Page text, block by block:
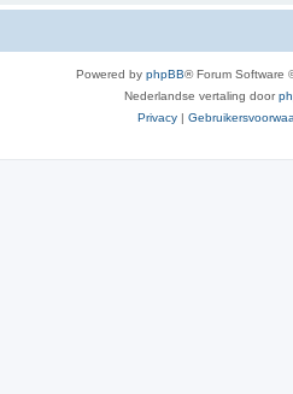
Powered by phpBB® Forum Software
Nederlandse vertaling door
Privacy |